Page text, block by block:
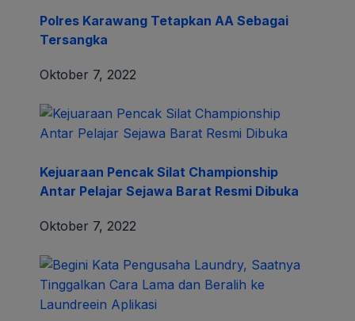
Polres Karawang Tetapkan AA Sebagai
Tersangka
Oktober 7, 2022
Kejuaraan Pencak Silat Championship
Antar Pelajar Sejawa Barat Resmi Dibuka
Oktober 7, 2022